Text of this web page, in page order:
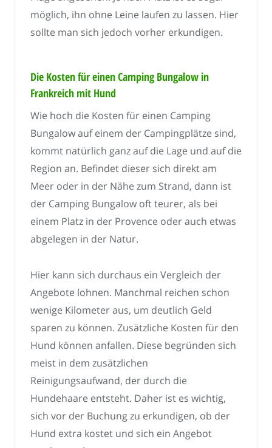
möglich, ihn ohne Leine laufen zu lassen. Hier
sollte man sich jedoch vorher erkundigen.
Die Kosten für einen Camping Bungalow in
Frankreich mit Hund
Wie hoch die Kosten für einen Camping
Bungalow auf einem der Campingplätze sind,
kommt natürlich ganz auf die Lage und auf die
Region an. Befindet dieser sich direkt am
Meer oder in der Nähe zum Strand, dann ist
der Camping Bungalow oft teurer, als bei
einem Platz in der Provence oder auch etwas
abgelegen in der Natur.
Hier kann sich durchaus ein Vergleich der
Angebote lohnen. Manchmal reichen schon
wenige Kilometer aus, um deutlich Geld
sparen zu können. Zusätzliche Kosten für den
Hund können anfallen. Diese begründen sich
meist in dem zusätzlichen
Reinigungsaufwand, der durch die
Hundehaare entsteht. Daher ist es wichtig,
sich vor der Buchung zu erkundigen, ob der
Hund extra kostet und sich ein Angebot